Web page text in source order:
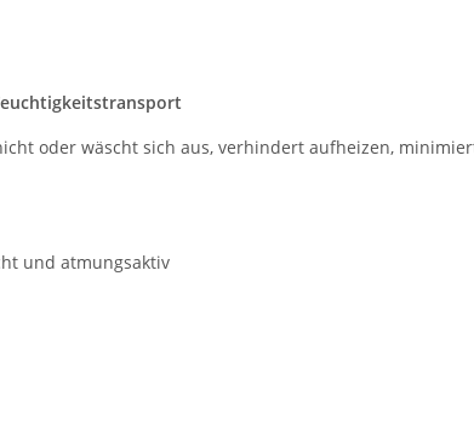
oder wäscht sich aus, verhindert aufheizen,
und atmungsaktiv